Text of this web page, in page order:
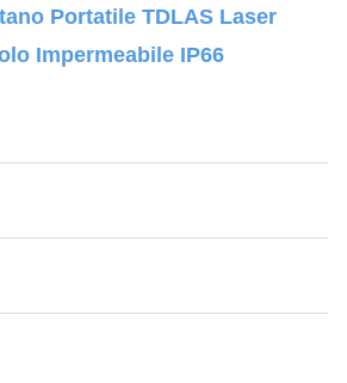
Portatile TDLAS Laser
Impermeabile IP66